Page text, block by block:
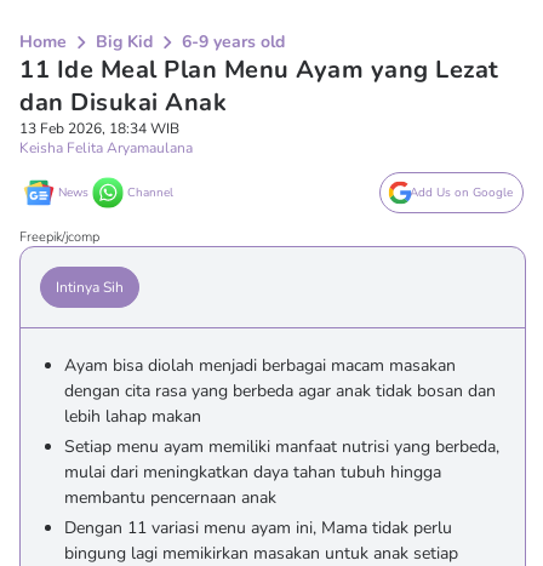
Home Big Kid 6-9 years old
11 Ide Meal Plan Menu Ayam yang Lezat
dan Disukai Anak
13 Feb 2026, 18:34 WIB
Keisha Felita Aryamaulana
News Channel Add Us on Google
Freepik/jcomp
Intinya Sih
Ayam bisa diolah menjadi berbagai macam masakan
dengan cita rasa yang berbeda agar anak tidak bosan dan
lebih lahap makan
Setiap menu ayam memiliki manfaat nutrisi yang berbeda,
mulai dari meningkatkan daya tahan tubuh hingga
membantu pencernaan anak
Dengan 11 variasi menu ayam ini, Mama tidak perlu
bingung lagi memikirkan masakan untuk anak setiap